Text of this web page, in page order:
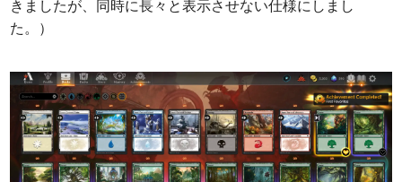
きましたが、同時に長々と表示させない仕様にしまし
た。）